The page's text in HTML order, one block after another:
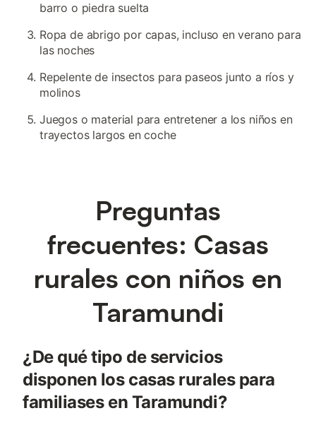
barro o piedra suelta
Ropa de abrigo por capas, incluso en verano para
las noches
Repelente de insectos para paseos junto a ríos y
molinos
Juegos o material para entretener a los niños en
trayectos largos en coche
Preguntas
frecuentes: Casas
rurales con niños en
Taramundi
¿De qué tipo de servicios
disponen los casas rurales para
familiases en Taramundi?